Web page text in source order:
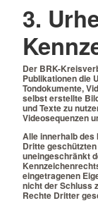
3.
Der BRK-
Publikationen die
Tondokumente,
selbst erstellte
und Texte zu
Videosequenzen
Alle innerhalb des
Dritte
uneingeschränkt
eingetragenen
nicht der Schluss
Rechte Dritter